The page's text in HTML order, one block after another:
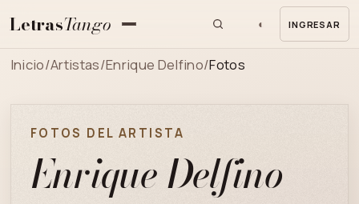
LetrasTango ◐ INGRESAR
Inicio/Artistas/Enrique Delfino/Fotos
FOTOS DEL ARTISTA
Enrique Delfino